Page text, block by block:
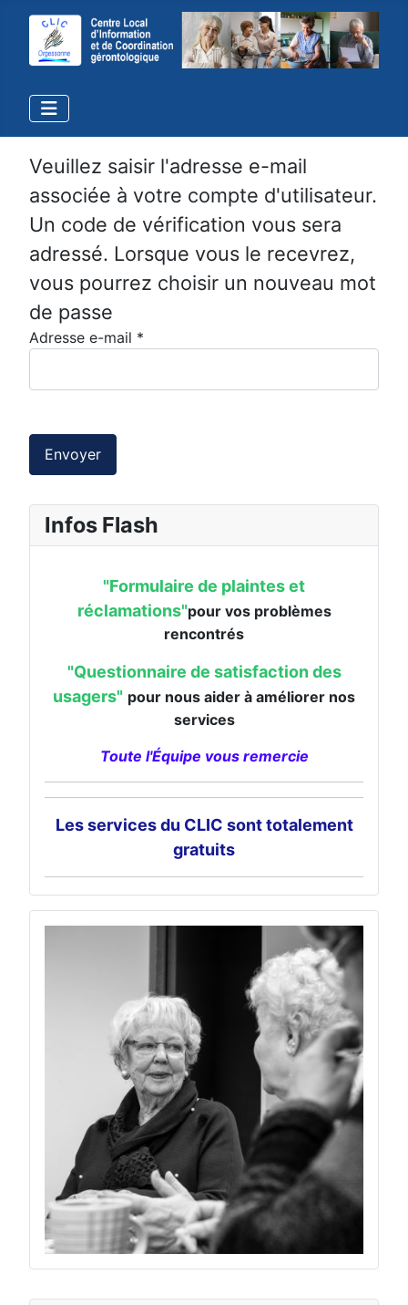
Infos Flash
IMPORTANT
Quelques instants suffisent pour nous
aider à améliorer nos services :
Utilisez les liens à votre disposition
"Formulaire de plaintes et
rencontrés
"Questionnaire de satisfaction des
pour nous aider à améliorer nos
services
Toute l'Équipe vous remercie
gratuits
la rubrique "actualité"
Veuillez saisir l'adresse e-mail
associée à votre compte d'utilisateur.
Un code de vérification vous sera
adressé. Lorsque vous le recevrez,
vous pourrez choisir un nouveau mot
de passe
Adresse e-mail *
Envoyer